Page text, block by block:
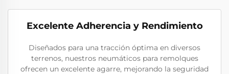
Excelente Adherencia y Rendimiento
Diseñados para una tracción óptima en diversos
terrenos, nuestros neumáticos para remolques
ofrecen un excelente agarre, mejorando la seguridad